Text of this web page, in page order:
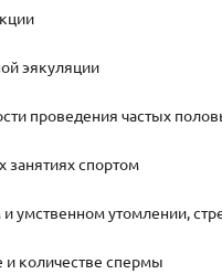
эякуляции
проведения частых
занятиях спортом
умственном утомлении,
и количестве спермы